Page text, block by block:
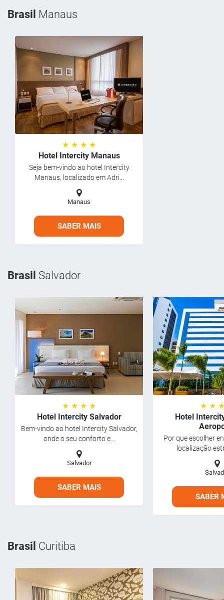
Brasil Manaus
★ ★ ★ ★
Hotel Intercity Manaus
Seja bem-vindo ao hotel Intercity
Manaus, localizado em Adri...
Manaus
SABER MAIS
Brasil Salvador
★ ★ ★ ★
Hotel Intercity Salvador
Bem-vindo ao hotel Intercity Salvador,
onde o seu conforto e...
Salvador
SABER MAIS
★ ★
Hotel
Por que escolher
localização
SABER
Brasil Curitiba